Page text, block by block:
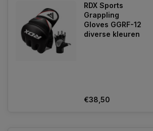
RDX Sports
Grappling
Gloves GGRF-12
diverse kleuren
€38,50